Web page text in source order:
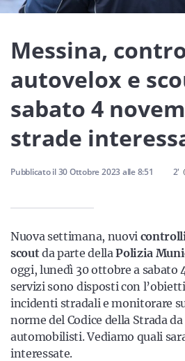
Società
Economia
Sport
Sicilia
Servizi
Resta sempre aggiornato con le
nostra newsletter
Iscriviti
Messina,
autovelox e
sabato 4
strade
Pubblicato il30 Ottobre 2023alle8:51 2'
Nuova settimana, nuovi
scoutda parte dellaPolizia
oggi, lunedì 30 ottobre a sabato
servizi sono disposti con
incidenti stradali e monitorare
norme del Codice della Strada
automobilisti. Vediamo quali
interessate.